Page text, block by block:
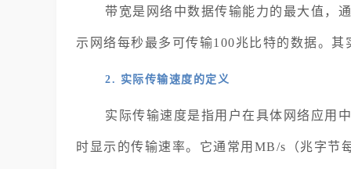
带宽是网络中数据传输能力的最大值，
示网络每秒最多可传输100兆比特的数据。
2. 实际传输速度的定义
实际传输速度是指用户在具体网络应用
时显示的传输速率。它通常用MB/s（兆字节